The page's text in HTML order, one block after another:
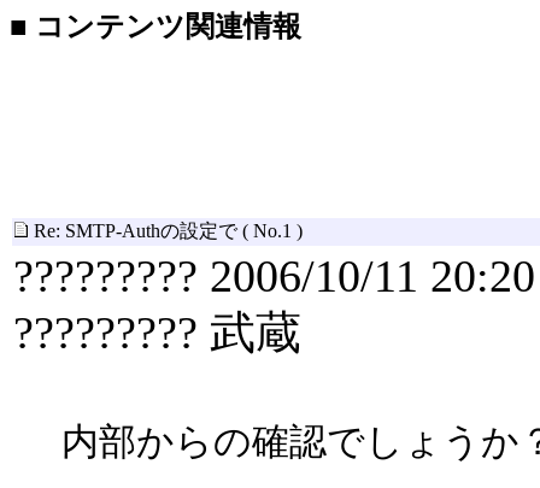
■ コンテンツ関連情報
Re: SMTP-Authの設定で( No.1 )
????????? 2006/10/11 20:20
????????? 武蔵
内部からの確認でしょうか